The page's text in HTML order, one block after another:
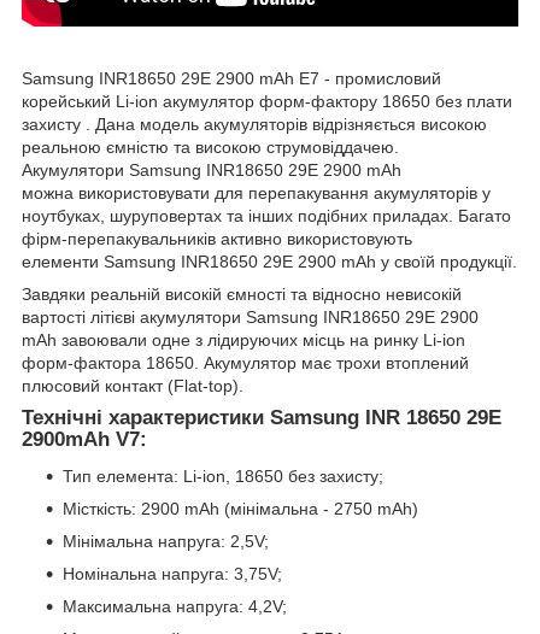
Samsung INR18650 29E 2900 mAh E7 - промисловий
корейський Li-ion акумулятор форм-фактору 18650 без плати
захисту . Дана модель акумуляторів відрізняється високою
реальною ємністю та високою струмовіддачею.
Акумулятори Samsung INR18650 29E 2900 mAh
можна використовувати для перепакування акумуляторів у
ноутбуках, шуруповертах та інших подібних приладах. Багато
фірм-перепакувальників активно використовують
елементи Samsung INR18650 29E 2900 mAh у своїй продукції.
Завдяки реальній високій ємності та відносно невисокій
вартості літієві акумулятори Samsung INR18650 29E 2900
mAh завоювали одне з лідируючих місць на ринку Li-ion
форм-фактора 18650. Акумулятор має трохи втоплений
плюсовий контакт (Flat-top).
Технічні характеристики Samsung INR 18650 29E
2900mAh V7:
Тип елемента: Li-ion, 18650 без захисту;
Місткість: 2900 mAh (мінімальна - 2750 mAh)
Мінімальна напруга: 2,5V;
Номінальна напруга: 3,75V;
Максимальна напруга: 4,2V;